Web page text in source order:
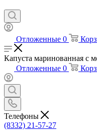
Отложенные 0
Капуста маринованная с
Отложенные 0
Телефоны
(8332) 21-57-27